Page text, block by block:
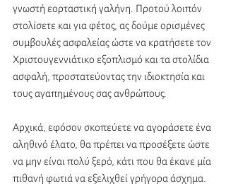
γνωστή εορταστική γαλήνη. Προτού λοιπόν
στολίσετε και για φέτος, ας δούμε ορισμένες
συμβουλές ασφαλείας ώστε να κρατήσετε τον
Χριστουγεννιάτικο εξοπλισμό και τα στολίδια
ασφαλή, προστατεύοντας την ιδιοκτησία και
τους αγαπημένους σας ανθρώπους.
Αρχικά, εφόσον σκοπεύετε να αγοράσετε ένα
αληθινό έλατο, θα πρέπει να προσέξετε ώστε
να μην είναι πολύ ξερό, κάτι που θα έκανε μία
πιθανή φωτιά να εξελιχθεί γρήγορα άσχημα.